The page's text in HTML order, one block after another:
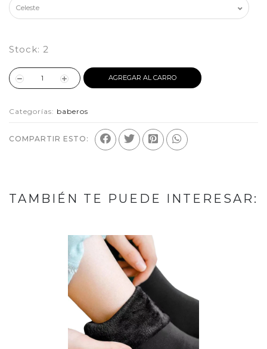
Stock: 2
AGREGAR AL CARRO
Categorías: baberos
COMPARTIR ESTO:
TAMBIÉN TE PUEDE INTERESAR: